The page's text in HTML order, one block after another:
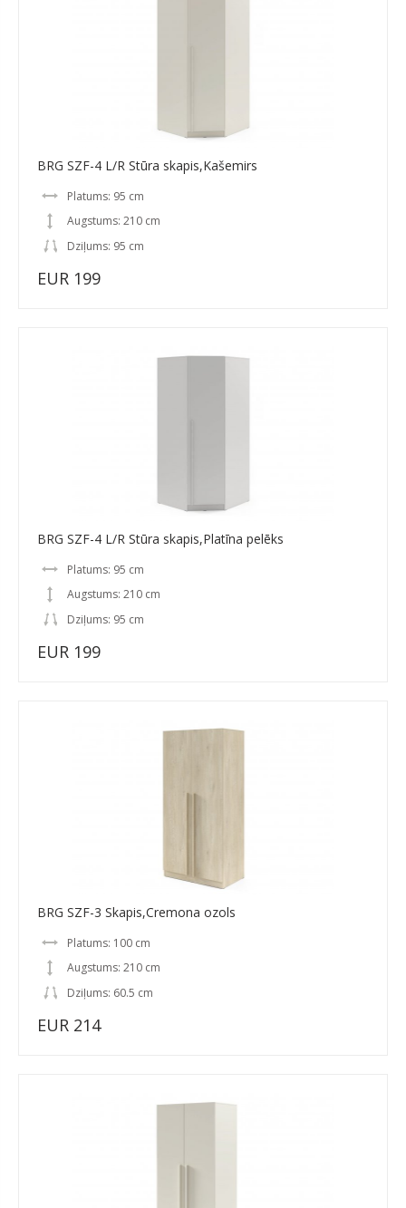
BRG SZF-4 L/R Stūra skapis,Kašemirs
Platums: 95 cm
Augstums: 210 cm
Dziļums: 95 cm
EUR 199
BRG SZF-4 L/R Stūra skapis,Platīna pelēks
Platums: 95 cm
Augstums: 210 cm
Dziļums: 95 cm
EUR 199
BRG SZF-3 Skapis,Cremona ozols
Platums: 100 cm
Augstums: 210 cm
Dziļums: 60.5 cm
EUR 214